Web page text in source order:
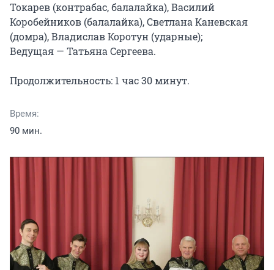
Токарев (контрабас, балалайка), Василий
Коробейников (балалайка), Светлана Каневская
(домра), Владислав Коротун (ударные);
Ведущая — Татьяна Сергеева.
Продолжительность: 1 час 30 минут.
Время:
90 мин.